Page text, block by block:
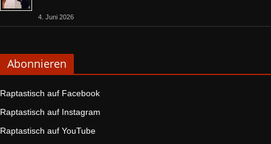
4. Juni 2026
Abonnieren
Raptastisch auf Facebook
Raptastisch auf Instagram
Raptastisch auf YouTube